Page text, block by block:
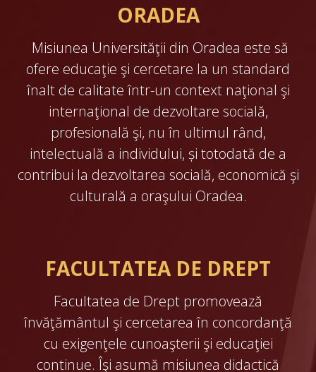
ORADEA
Misiunea Universităţii din Oradea este să
ofere educaţie şi cercetare la un standard
înalt de calitate într-un context naţional şi
internaţional de dezvoltare socială,
profesională şi, nu în ultimul rând,
intelectuală a individului, și totodată de a
contribui la dezvoltarea socială, economică şi
culturală a oraşului Oradea.
FACULTATEA DE DREPT
Facultatea de Drept promovează
învăţământul şi cercetarea în concordanţă
cu exigenţele cunoaşterii şi educaţiei
continue. Îşi asumă misiunea didactică